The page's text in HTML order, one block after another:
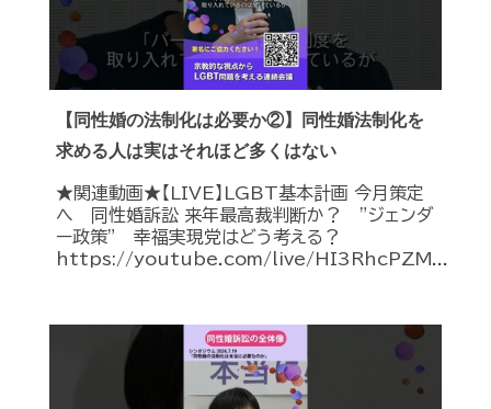
【同性婚の法制化は必要か②】同性婚法制化を
求める人は実はそれほど多くはない
★関連動画★【LIVE】LGBT基本計画 今月策定
へ 同性婚訴訟 来年最高裁判断か？ ”ジェンダ
ー政策” 幸福実現党はどう考える？
https://youtube.com/live/HI3RhcPZM...